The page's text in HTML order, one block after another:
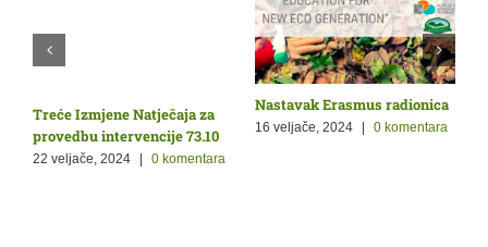
Treće Izmjene Natječaja za
provedbu intervencije 73.10
22 veljače, 2024 0 komentara
Nastavak Erasmus radionica
16 veljače, 2024 | 0 komentara